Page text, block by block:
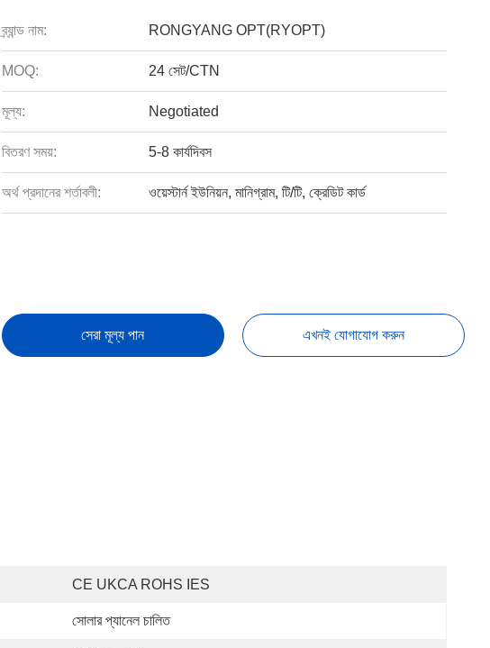
ব্র্যান্ড নাম: RONGYANG OPT(RYOPT)
MOQ: 24 সেট/CTN
মূল্য: Negotiated
বিতরণ সময়: 5-8 কার্যদিবস
অর্থ প্রদানের শর্তাবলী: ওয়েস্টার্ন ইউনিয়ন, মানিগ্রাম, টি/টি, ক্রেডিট কার্ড
সেরা মূল্য পান এখনই যোগাযোগ করুন
CE UKCA ROHS IES
সোলার প্যানেল চালিত